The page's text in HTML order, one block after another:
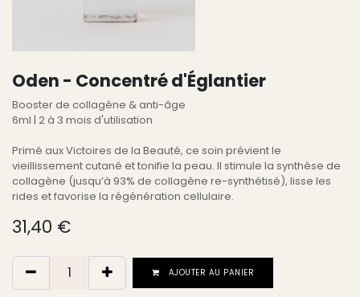
Oden - Concentré d'Églantier
Booster de collagène & anti-âge
6ml | 2 à 3 mois d'utilisation
Primé aux Victoires de la Beauté, ce soin prévient le
vieillissement cutané et tonifie la peau. Il stimule la synthèse de
collagène (jusqu’à 93% de collagène re-synthétisé), lisse les
rides et favorise la régénération cellulaire.
31,40 €
AJOUTER AU PANIER